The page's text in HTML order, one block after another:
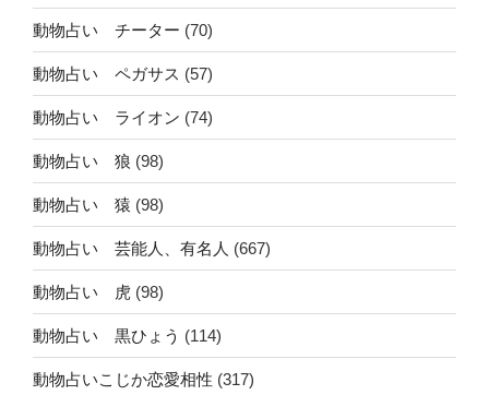
動物占い チーター (70)
動物占い ペガサス (57)
動物占い ライオン (74)
動物占い 狼 (98)
動物占い 猿 (98)
動物占い 芸能人、有名人 (667)
動物占い 虎 (98)
動物占い 黒ひょう (114)
動物占いこじか恋愛相性 (317)